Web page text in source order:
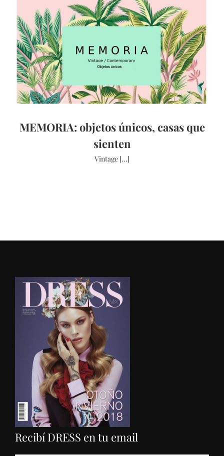
MEMORIA: objetos únicos, casas que
sienten
Vintage [...]
Recibí DRESS en tu email